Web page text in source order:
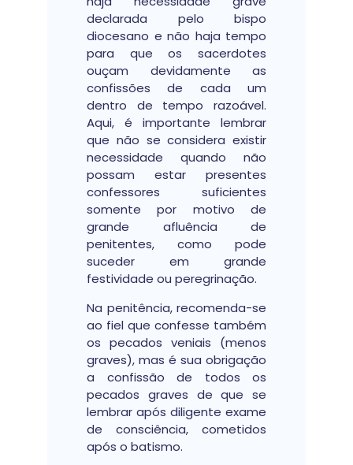
declarada pelo bispo
diocesano e não haja tempo
para que os sacerdotes
ouçam devidamente as
confissões de cada um
dentro de tempo razoável.
Aqui, é importante lembrar
que não se considera existir
necessidade quando não
possam estar presentes
confessores suficientes
somente por motivo de
grande afluência de
penitentes, como pode
suceder em grande
festividade ou peregrinação.
Na penitência, recomenda-se
ao fiel que confesse também
os pecados veniais (menos
graves), mas é sua obrigação
a confissão de todos os
pecados graves de que se
lembrar após diligente exame
de consciência, cometidos
após o batismo.